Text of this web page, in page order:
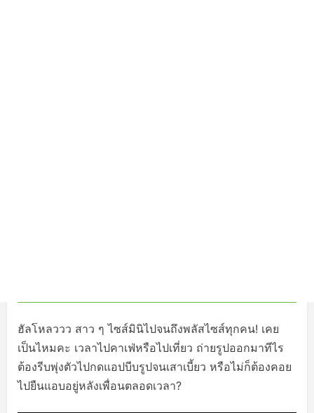
ฮัลโหลววว สาว ๆ ไซส์มินิไปจนถึงพลัสไซส์ทุกคน! เคย
เป็นไหมคะ เวลาไปคาเฟ่หรือไปเที่ยว ถ่ายรูปออกมาทีไร
ต้องรีบพุ่งตัวไปกดแอปบีบรูปจนเสาเบี้ยว หรือไม่ก็ต้องคอย
ไปยืนแอบอยู่หลังเพื่อนตลอดเวลา?